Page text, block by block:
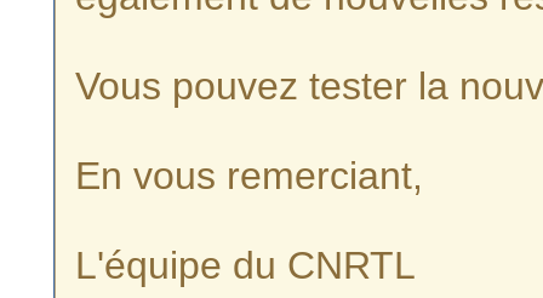
Vous pouvez tester la
En vous remerciant,
L'équipe du CNRTL